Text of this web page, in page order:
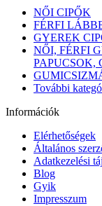
NŐI CIPŐK
FÉRFI
GYEREK
NŐI, FÉRFI
PAPUCSOK,
További
Információk
Elérhetőségek
Általános
Adatkezelési
Blog
Gyik
Impresszum